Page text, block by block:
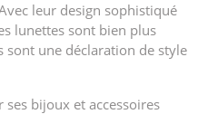
leur design sophistiqué
lunettes sont bien plus
sont une déclaration de style
bijoux et accessoires